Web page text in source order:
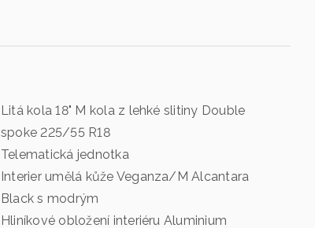
Litá kola 18" M kola z lehké slitiny Double
spoke 225/55 R18
Telematická jednotka
Interier umělá kůže Veganza/M Alcantara
Black s modrým
Hliníkové obložení interiéru Aluminium